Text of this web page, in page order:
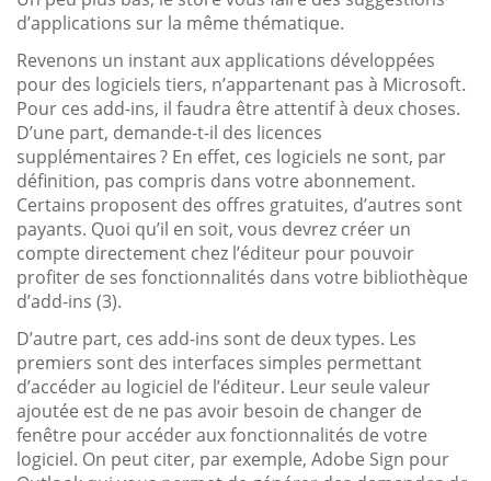
d’applications sur la même thématique.
Revenons un instant aux applications développées
pour des logiciels tiers, n’appartenant pas à Microsoft.
Pour ces add-ins, il faudra être attentif à deux choses.
D’une part, demande-t-il des licences
supplémentaires ? En effet, ces logiciels ne sont, par
définition, pas compris dans votre abonnement.
Certains proposent des offres gratuites, d’autres sont
payants. Quoi qu’il en soit, vous devrez créer un
compte directement chez l’éditeur pour pouvoir
profiter de ses fonctionnalités dans votre bibliothèque
d’add-ins (3).
D’autre part, ces add-ins sont de deux types. Les
premiers sont des interfaces simples permettant
d’accéder au logiciel de l’éditeur. Leur seule valeur
ajoutée est de ne pas avoir besoin de changer de
fenêtre pour accéder aux fonctionnalités de votre
logiciel. On peut citer, par exemple, Adobe Sign pour